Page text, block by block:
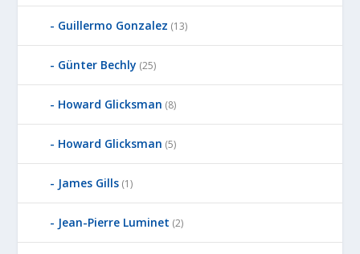
Guillermo Gonzalez (13)
Günter Bechly (25)
Howard Glicksman (8)
Howard Glicksman (5)
James Gills (1)
Jean-Pierre Luminet (2)